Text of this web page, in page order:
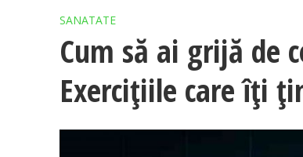
SANATATE
Cum să ai grijă de
Exercițiile care îți